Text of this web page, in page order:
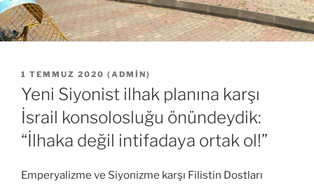
YAYIM
TARIHI
1 TEMMUZ 2020 ( ADMIN)
Yeni Siyonist ilhak planına karşı
İsrail konsolosluğu önündeydik:
“İlhaka değil intifadaya ortak ol!”
Emperyalizme ve Siyonizme karşı Filistin Dostları